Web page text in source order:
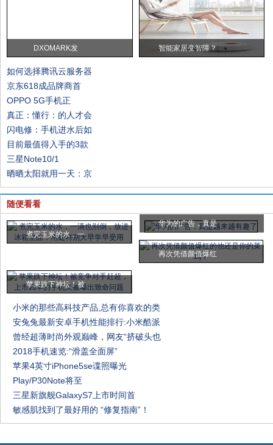
DXOMARK发 智能家居变智障？
如何选择腾讯云服务器
京东618成品牌商首
OPPO 5G手机正
真正：懂行：的人才会
闪电修：手机进水后如
目前最值得入手的3款
三星Note10/1
晒晒太阳就用一天：京
随便看看
煮完玉米的水，一
华为的广告，真是
再次凭借颜值爆红
苹果跌下神坛！被
小米的那些高科技产品,总有你喜欢的类
安兔兔最新安卓手机性能排行:小米酷派
曾经超薄时尚外观巅峰，网友“挤破头也
2018手机速览:“滑盖全面屏”
苹果4英寸iPhone5se谍照曝光
Play/P30Note将至
三星新旗舰GalaxyS7上市时间首
敏感肌找到了最好用的 “修复指南”！